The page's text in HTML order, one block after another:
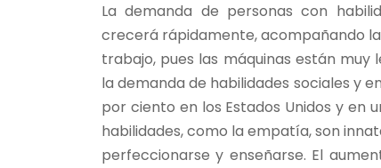
La demanda de personas con
crecerá rápidamente, acompañando
trabajo, pues las máquinas están muy
la demanda de habilidades sociales y
por ciento en los Estados Unidos y en
habilidades, como la empatía, son
perfeccionarse y enseñarse. El